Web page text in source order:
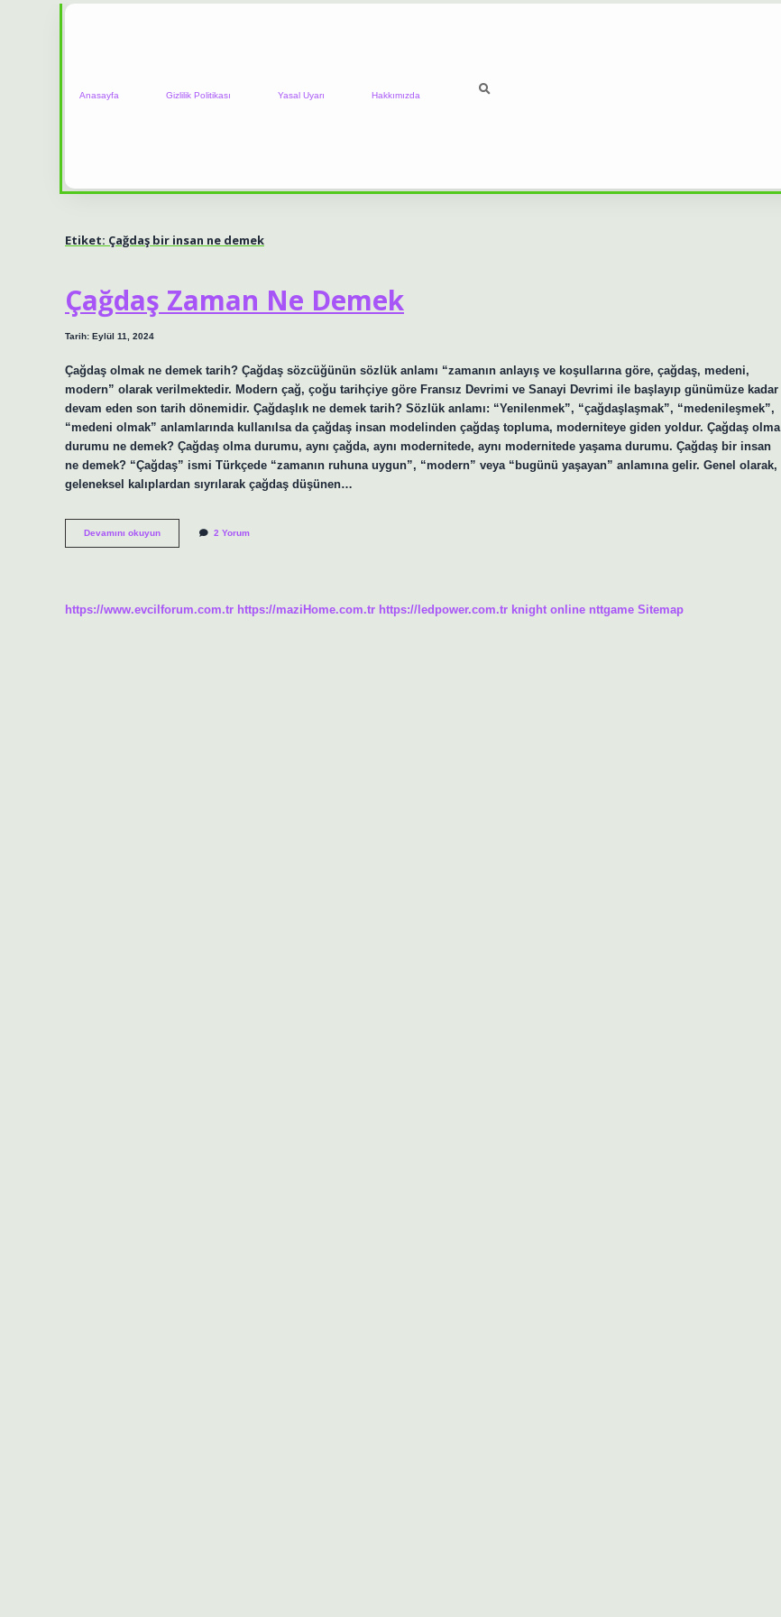
Anasayfa Gizlilik Politikası Yasal Uyarı Hakkımızda
Etiket: Çağdaş bir insan ne demek
Çağdaş Zaman Ne Demek
Tarih: Eylül 11, 2024
Çağdaş olmak ne demek tarih? Çağdaş sözcüğünün sözlük anlamı “zamanın anlayış ve koşullarına göre, çağdaş, medeni,
modern” olarak verilmektedir. Modern çağ, çoğu tarihçiye göre Fransız Devrimi ve Sanayi Devrimi ile başlayıp günümüze kadar
devam eden son tarih dönemidir. Çağdaşlık ne demek tarih? Sözlük anlamı: “Yenilenmek”, “çağdaşlaşmak”, “medenileşmek”,
“medeni olmak” anlamlarında kullanılsa da çağdaş insan modelinden çağdaş topluma, moderniteye giden yoldur. Çağdaş olma
durumu ne demek? Çağdaş olma durumu, aynı çağda, aynı modernitede, aynı modernitede yaşama durumu. Çağdaş bir insan
ne demek? “Çağdaş” ismi Türkçede “zamanın ruhuna uygun”, “modern” veya “bugünü yaşayan” anlamına gelir. Genel olarak,
geleneksel kalıplardan sıyrılarak çağdaş düşünen…
Devamını okuyunÇağdaş
Zaman
2 Yorum
https://www.evcilforum.com.tr https://maziHome.com.tr https://ledpower.com.tr knight online nttgame Sitemap